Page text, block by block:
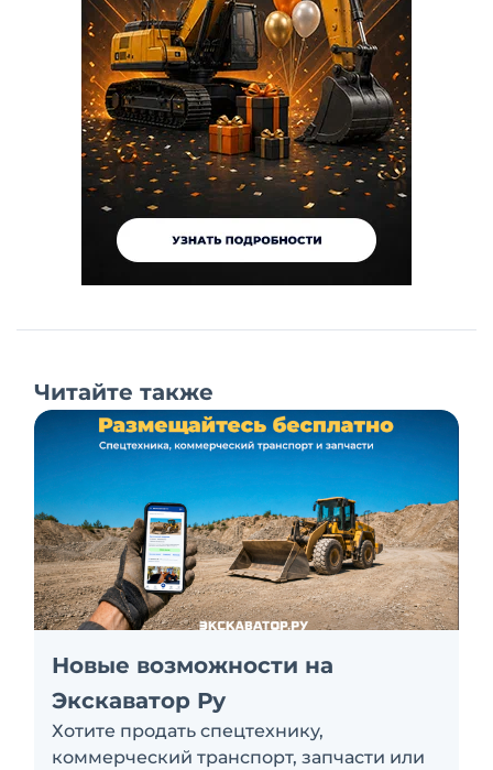
Читайте также
Новые возможности на
Экскаватор Ру
Хотите продать спецтехнику,
коммерческий транспорт, запчасти или